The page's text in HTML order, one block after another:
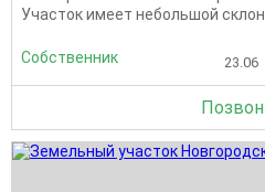
Участок имеет небольшой
Собственник 23.06